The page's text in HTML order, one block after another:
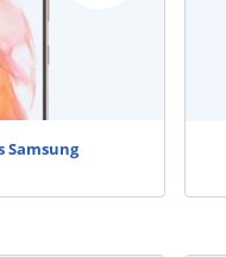
Samsung